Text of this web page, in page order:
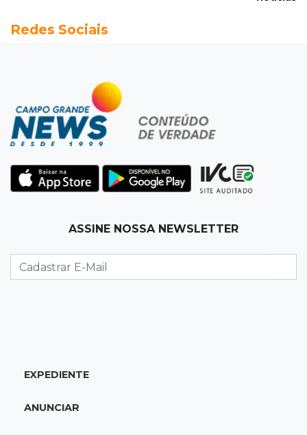
Seleções em MS têm salários de até R$ 8,2 mil;
Jardim Itatiaia
Vigia é amarrado durante roubo de carro e
dois caminhões em pátio
Corinthians vence Bragantino por 2 a 0 e sobe
para 7º no Brasileirão
Na Vila Belmiro
lugar no Brasileirão
18:33Em 2022
adolescente atropelada no Amazonas
Redes Sociais
ASSINE NOSSA NEWSLETTER
EXPEDIENTE
ANUNCIAR